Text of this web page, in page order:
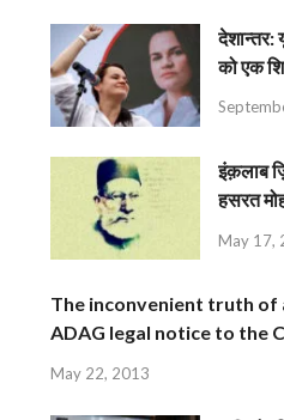
देशान्‍तर:
को एक
इंक़लाब
हसरत
May 17,
The inconvenient truth of
ADAG legal notice to the
May 22, 2013